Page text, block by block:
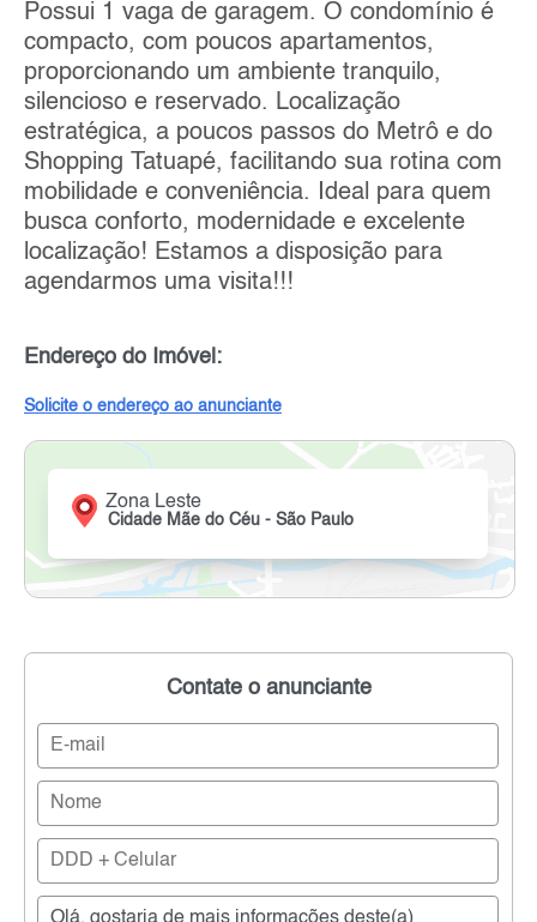
Possui 1 vaga de garagem. O condomínio é
compacto, com poucos apartamentos,
proporcionando um ambiente tranquilo,
silencioso e reservado. Localização
estratégica, a poucos passos do Metrô e do
Shopping Tatuapé, facilitando sua rotina com
mobilidade e conveniência. Ideal para quem
busca conforto, modernidade e excelente
localização! Estamos a disposição para
agendarmos uma visita!!!
Endereço do Imóvel:
Solicite o endereço ao anunciante
Zona Leste
Cidade Mãe do Céu - São Paulo
Contate o anunciante